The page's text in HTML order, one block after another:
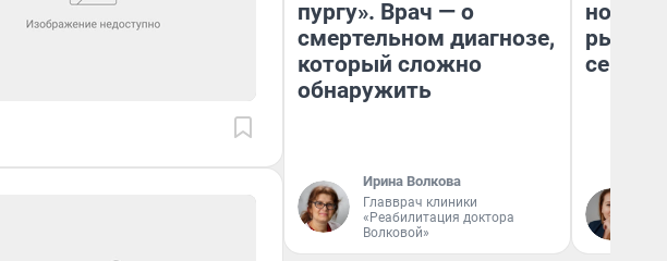
пургу». Врач — о
смертельном диагнозе,
который сложно
обнаружить
Ирина Волкова
Главврач клиники
«Реабилитация доктора
Волковой»
но
рынок